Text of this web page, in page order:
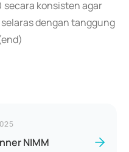
secara konsisten agar
dengan tanggung
NIMM